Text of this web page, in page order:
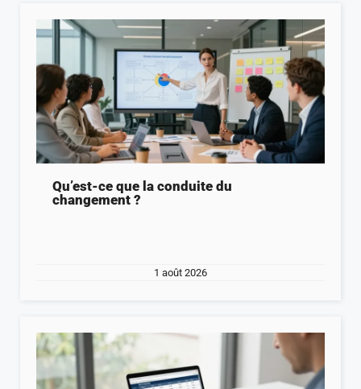
Qu’est-ce que la conduite du
changement ?
1 août 2026